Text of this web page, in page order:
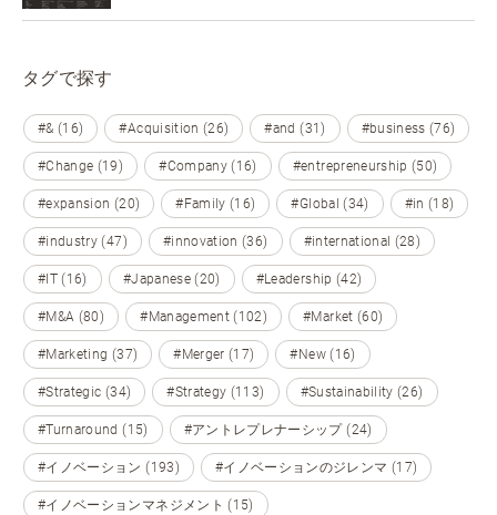
タグで探す
#& (16) #Acquisition (26) #and (31) #business (76)
#Change (19) #Company (16) #entrepreneurship (50)
#expansion (20) #Family (16) #Global (34) #in (18)
#industry (47) #innovation (36) #international (28)
#IT (16) #Japanese (20) #Leadership (42)
#M&A (80) #Management (102) #Market (60)
#Marketing (37) #Merger (17) #New (16)
#Strategic (34) #Strategy (113) #Sustainability (26)
#Turnaround (15) #アントレプレナーシップ (24)
#イノベーション (193) #イノベーションのジレンマ (17)
#イノベーションマネジメント (15)